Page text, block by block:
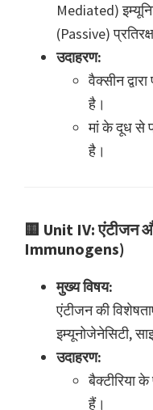
Mediated)
(Passive)
उदाहरण:
वैक्सीन
है।
मां के दूध से
है।
🟨 Unit IV: एंटीजन
Immunogens)
मुख्य विषय:
एंटीजन की
इम्यूनोजेनेसिटी,
उदाहरण:
बैक्टीरिया
हैं।